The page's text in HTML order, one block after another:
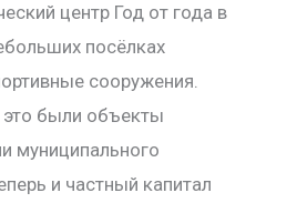
центр Год от года в
посёлках
сооружения.
были объекты
муниципального
и частный капитал